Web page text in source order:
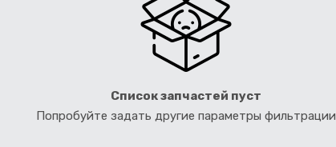
Список запчастей пуст
Попробуйте задать другие параметры фильтрации